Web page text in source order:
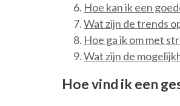
Hoe kan ik een
Wat zijn de trends
Hoe ga ik om met
Wat zijn de
Hoe vind ik een